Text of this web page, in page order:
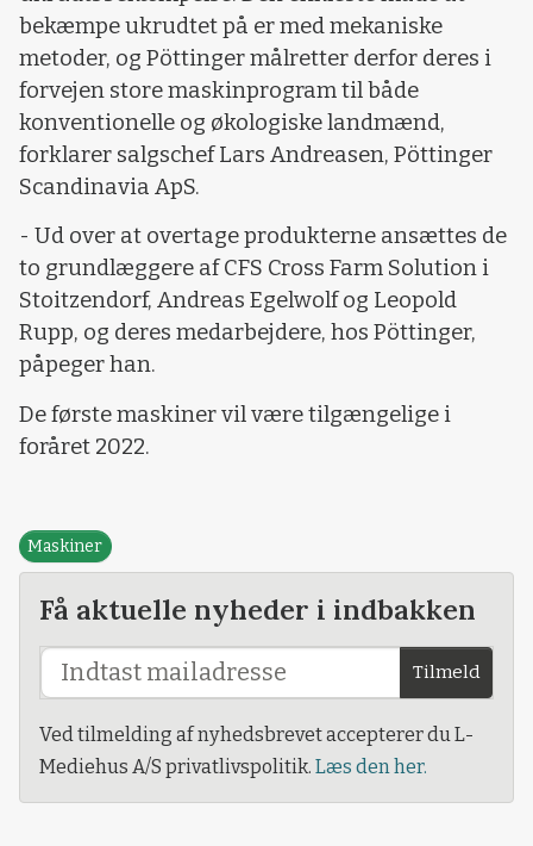
bekæmpe ukrudtet på er med mekaniske
metoder, og Pöttinger målretter derfor deres i
forvejen store maskinprogram til både
konventionelle og økologiske landmænd,
forklarer salgschef Lars Andreasen, Pöttinger
Scandinavia ApS.
- Ud over at overtage produkterne ansættes de
to grundlæggere af CFS Cross Farm Solution i
Stoitzendorf, Andreas Egelwolf og Leopold
Rupp, og deres medarbejdere, hos Pöttinger,
påpeger han.
De første maskiner vil være tilgængelige i
foråret 2022.
Maskiner
Få aktuelle nyheder i indbakken
Tilmeld
Ved tilmelding af nyhedsbrevet accepterer du L-
Mediehus A/S privatlivspolitik. Læs den her.